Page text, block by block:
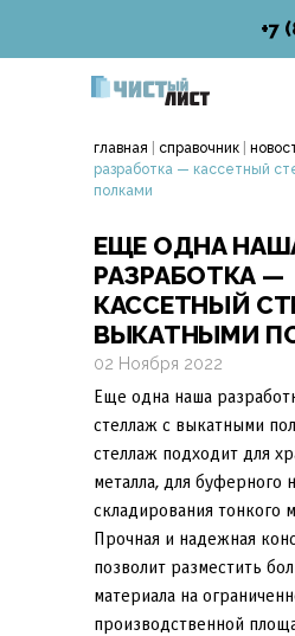
+7
главная справочник
разработка — кассетный
полками
ЕЩЕ ОДНА
РАЗРАБОТКА —
КАССЕТНЫЙ
ВЫКАТНЫМИ
02 Ноября 2022
Еще одна наша
стеллаж с выкатными
стеллаж подходит для
металла, для буферного
складирования тонкого
Прочная и надежная
позволит разместить
материала на
производственной